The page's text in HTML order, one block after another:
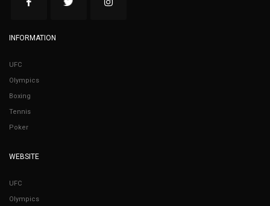
INFORMATION
UFC
Olympics
Boxing
Tennis
Poker
WEBSITE
UFC
Olympics